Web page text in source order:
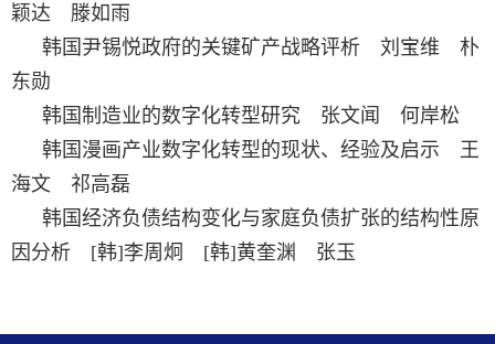
颖达 滕如雨
韩国尹锡悦政府的关键矿产战略评析 刘宝维 朴
东勋
韩国制造业的数字化转型研究 张文闻 何岸松
韩国漫画产业数字化转型的现状、经验及启示 王
海文 祁高磊
韩国经济负债结构变化与家庭负债扩张的结构性原
因分析 [韩]李周炯 [韩]黄奎渊 张玉